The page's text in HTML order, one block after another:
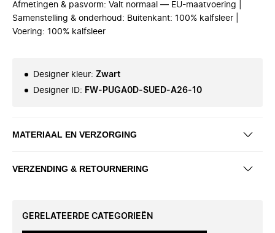
Afmetingen & pasvorm: Valt normaal — EU-maatvoering |
Samenstelling & onderhoud: Buitenkant: 100% kalfsleer |
Voering: 100% kalfsleer
Designer kleur: Zwart
Designer ID: FW-PUGA0D-SUED-A26-10
MATERIAAL EN VERZORGING
VERZENDING & RETOURNERING
GERELATEERDE CATEGORIEËN